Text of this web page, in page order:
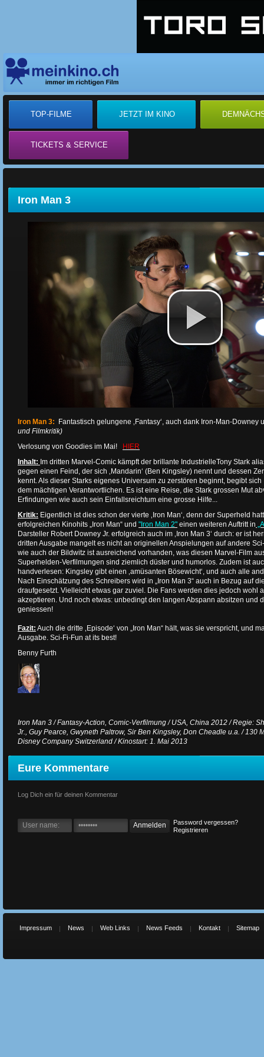
TOP-FILME JETZT IM KINO
TICKETS & SERVICE
Iron Man 3
Iron Man 3:
Fantastisch gelungene ‚Fantasy‘, auch dank Iron-Man-
und Filmkritik)
Verlosung von Goodies im Mai!
HIER
Inhalt: Im dritten Marvel-Comic kämpft der brillante IndustrielleTony Stark
gegen einen Feind, der sich ‚Mandarin‘ (Ben Kingsley) nennt und dessen
kennt. Als dieser Starks eigenes Universum zu zerstören beginnt, begibt
dem mächtigen Verantwortlichen. Es ist eine Reise, die Stark grossen Mut
Erfindungen wie auch sein Einfallsreichtum eine grosse Hilfe...
Kritik: Eigentlich ist dies schon der vierte ‚Iron Man‘, denn der Superheld
erfolgreichen Kinohits „Iron Man“ und "Iron Man 2" einen weiteren Auftritt in
Darsteller Robert Downey Jr. erfolgreich auch im ‚Iron Man 3‘ durch: er ist
dritten Ausgabe mangelt es nicht an originellen Anspielungen auf andere
wie auch der Bildwitz ist ausreichend vorhanden, was diesen Marvel-Film
Superhelden-Verfilmungen sind ziemlich düster und humorlos. Zudem ist
handverlesen: Kingsley gibt einen ‚amüsanten Bösewicht‘, und auch alle
Nach Einschätzung des Schreibers wird in „Iron Man 3“ auch in Bezug auf
draufgesetzt. Vielleicht etwas gar zuviel. Die Fans werden dies jedoch wohl
akzeptieren. Und noch etwas: unbedingt den langen Abspann absitzen und
geniessen!
Fazit: Auch die dritte ‚Episode‘ von „Iron Man“ hält, was sie verspricht, und
Ausgabe. Sci-Fi-Fun at its best!
Benny Furth
Iron Man 3 / Fantasy-Action, Comic-Verfilmung / USA, China 2012 / Regie:
Jr., Guy Pearce, Gwyneth Paltrow, Sir Ben Kingsley, Don Cheadle u.a. / 130
Disney Company Switzerland / Kinostart: 1. Mai 2013
Eure Kommentare
Log Dich ein für deinen Kommentar
Password vergessen?
Registrieren
Impressum News Web Links News Feeds Kontakt Sitemap